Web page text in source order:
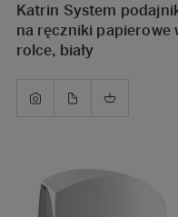
Katrin System
na ręczniki papierowe
rolce, biały